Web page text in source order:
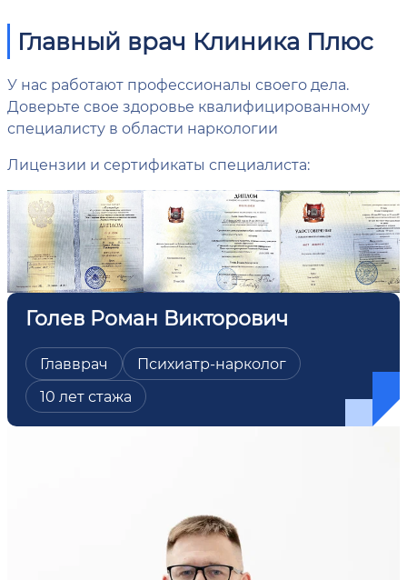
Главный врач Клиника Плюс
У нас работают профессионалы своего дела.
Доверьте свое здоровье квалифицированному
специалисту в области наркологии
Лицензии и сертификаты специалиста:
Голев Роман Викторович
Главврач
Психиатр-нарколог
10 лет стажа